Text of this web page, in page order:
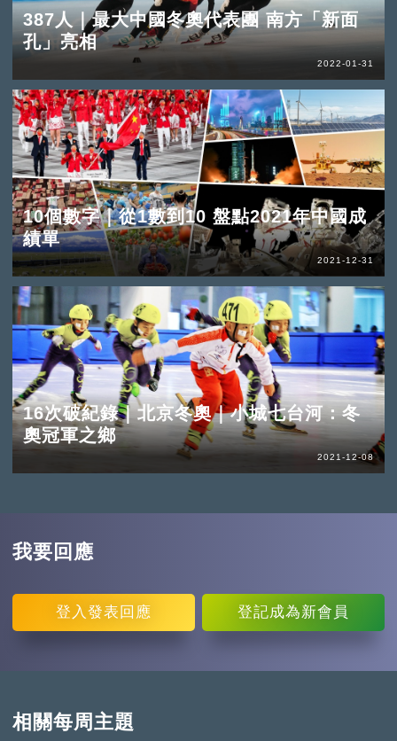
387人｜最大中國冬奧代表團 南方「新面
孔」亮相
2022-01-31
10個數字｜從1數到10 盤點2021年中國成
績單
2021-12-31
16次破紀錄｜北京冬奧｜小城七台河：冬
奧冠軍之鄉
2021-12-08
我要回應
登入 發表回應 登記成為新會員
相關每周主題